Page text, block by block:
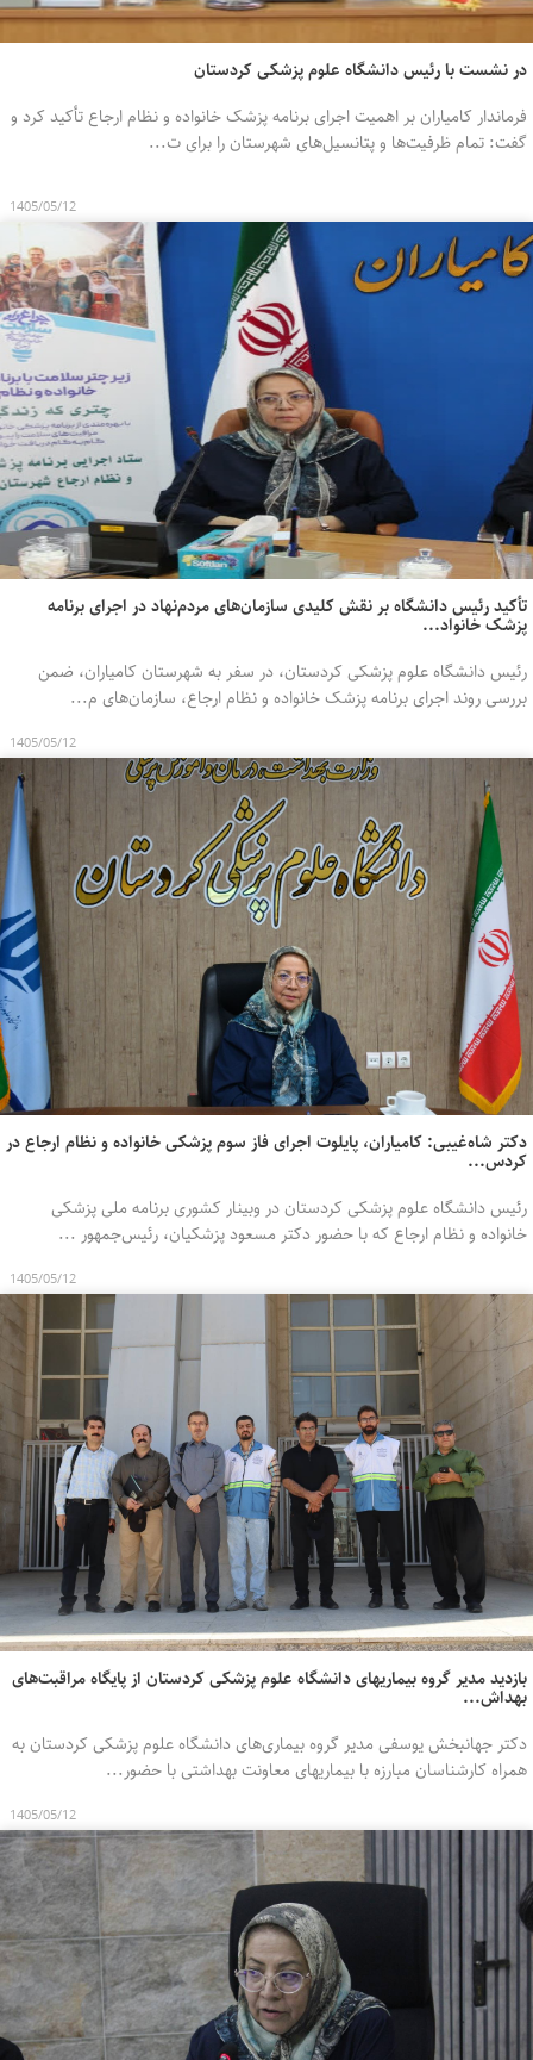
در نشست با رئیس دانشگاه علوم پزشکی کردستان
فرماندار کامیاران بر اهمیت اجرای برنامه پزشک خانواده و نظام ارجاع تأکید کرد و
گفت: تمام ظرفیت‌ها و پتانسیل‌های شهرستان را برای ت...
1405/05/12
تأکید رئیس دانشگاه بر نقش کلیدی سازمان‌های مردم‌نهاد در اجرای برنامه
پزشک خانواد...
رئیس دانشگاه علوم پزشکی کردستان، در سفر به شهرستان کامیاران، ضمن
بررسی روند اجرای برنامه پزشک خانواده و نظام ارجاع، سازمان‌های م...
1405/05/12
دکتر شاه‌غیبی: کامیاران، پایلوت اجرای فاز سوم پزشکی خانواده و نظام ارجاع در
کردس...
رئیس دانشگاه علوم پزشکی کردستان در وبینار کشوری برنامه ملی پزشکی
خانواده و نظام ارجاع که با حضور دکتر مسعود پزشکیان، رئیس‌جمهور ...
1405/05/12
بازدید مدیر گروه بیماریهای دانشگاه علوم پزشکی کردستان از پایگاه مراقبت‌های
بهداش...
دکتر جهانبخش یوسفی مدیر گروه بیماری‌های دانشگاه علوم پزشکی کردستان به
همراه کارشناسان مبارزه با بیماریهای معاونت بهداشتی با حضور...
1405/05/12